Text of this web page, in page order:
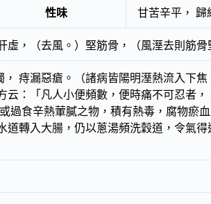
性味 甘苦辛平， 歸
，（去風。）堅筋骨，（風溼去則筋骨
痔漏惡瘡。（諸病皆陽明溼熱流入下
：「凡人小便頻數，便時痛不可忍者
食辛熱葷膩之物，積有熱毒，腐物瘀
轉入大腸，仍以蔥湯頻洗穀道，令氣